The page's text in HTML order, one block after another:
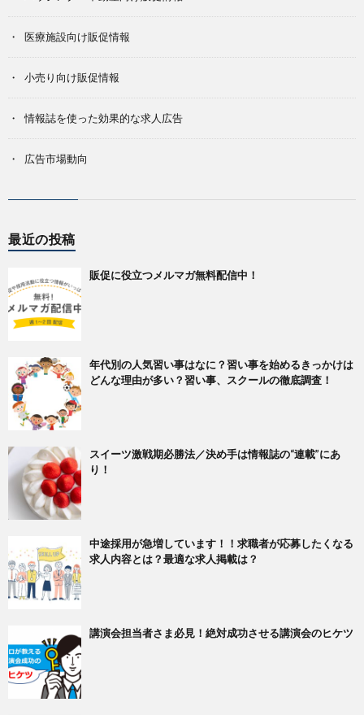
医療施設向け販促情報
小売り向け販促情報
情報誌を使った効果的な求人広告
広告市場動向
最近の投稿
販促に役立つメルマガ無料配信中！
年代別の人気習い事はなに？習い事を始めるきっかけは
どんな理由が多い？習い事、スクールの徹底調査！
スイーツ激戦期必勝法／決め手は情報誌の“連載”にあ
り！
中途採用が急増しています！！求職者が応募したくなる
求人内容とは？最適な求人掲載は？
講演会担当者さま必見！絶対成功させる講演会のヒケツ​